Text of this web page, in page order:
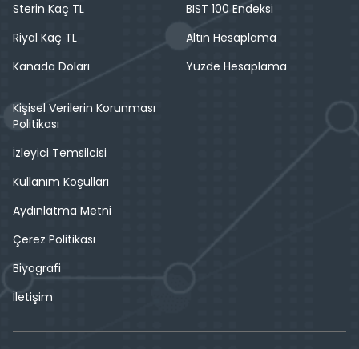
Sterin Kaç TL
Riyal Kaç TL
Kanada Doları
BIST 100 Endeksi
Altın Hesaplama
Yüzde Hesaplama
Kişisel Verilerin Korunması
Politikası
İzleyici Temsilcisi
Kullanım Koşulları
Aydınlatma Metni
Çerez Politikası
Biyografi
İletişim